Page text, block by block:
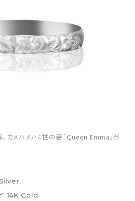
カメハメハ4世の妻「Queen Emma」が
Silver
14K Gold